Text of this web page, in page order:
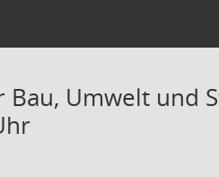
Bau, Umwelt und